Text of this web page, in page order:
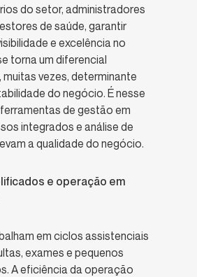
do setor, administradores
de saúde, garantir
e excelência no
torna um diferencial
vezes, determinante
do negócio. É nesse
de gestão em
integrados e análise de
a qualidade do negócio.
e operação em
em ciclos assistenciais
exames e pequenos
A eficiência da operação